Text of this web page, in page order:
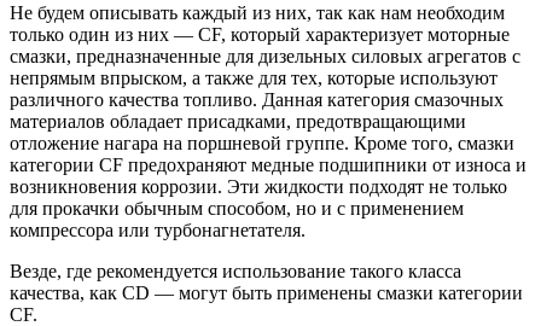
Не будем описывать каждый из них, так как нам необходим
только один из них — CF, который характеризует моторные
смазки, предназначенные для дизельных силовых агрегатов с
непрямым впрыском, а также для тех, которые используют
различного качества топливо. Данная категория смазочных
материалов обладает присадками, предотвращающими
отложение нагара на поршневой группе. Кроме того, смазки
категории CF предохраняют медные подшипники от износа и
возникновения коррозии. Эти жидкости подходят не только
для прокачки обычным способом, но и с применением
компрессора или турбонагнетателя.
Везде, где рекомендуется использование такого класса
качества, как CD — могут быть применены смазки категории
CF.